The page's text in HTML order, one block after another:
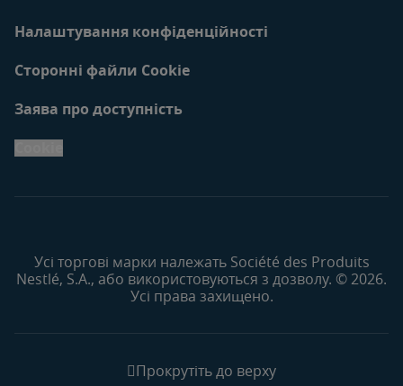
Налаштування конфіденційності
Сторонні файли Cookie
Заява про доступність
Усі торгові марки належать Société des Produits
Nestlé, S.A., або використовуються з дозволу. © 2026.
Усі права захищено.
Прокрутіть до верху